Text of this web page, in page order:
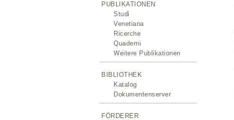
PUBLIKATIONEN
Studi
Venetiana
Ricerche
Quaderni
Weitere Publikationen
BIBLIOTHEK
Katalog
Dokumentenserver
FÖRDERER